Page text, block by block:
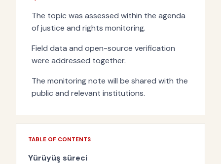
The topic was assessed within the agenda
of justice and rights monitoring.
Field data and open-source verification
were addressed together.
The monitoring note will be shared with the
public and relevant institutions.
TABLE OF CONTENTS
Yürüyüş süreci